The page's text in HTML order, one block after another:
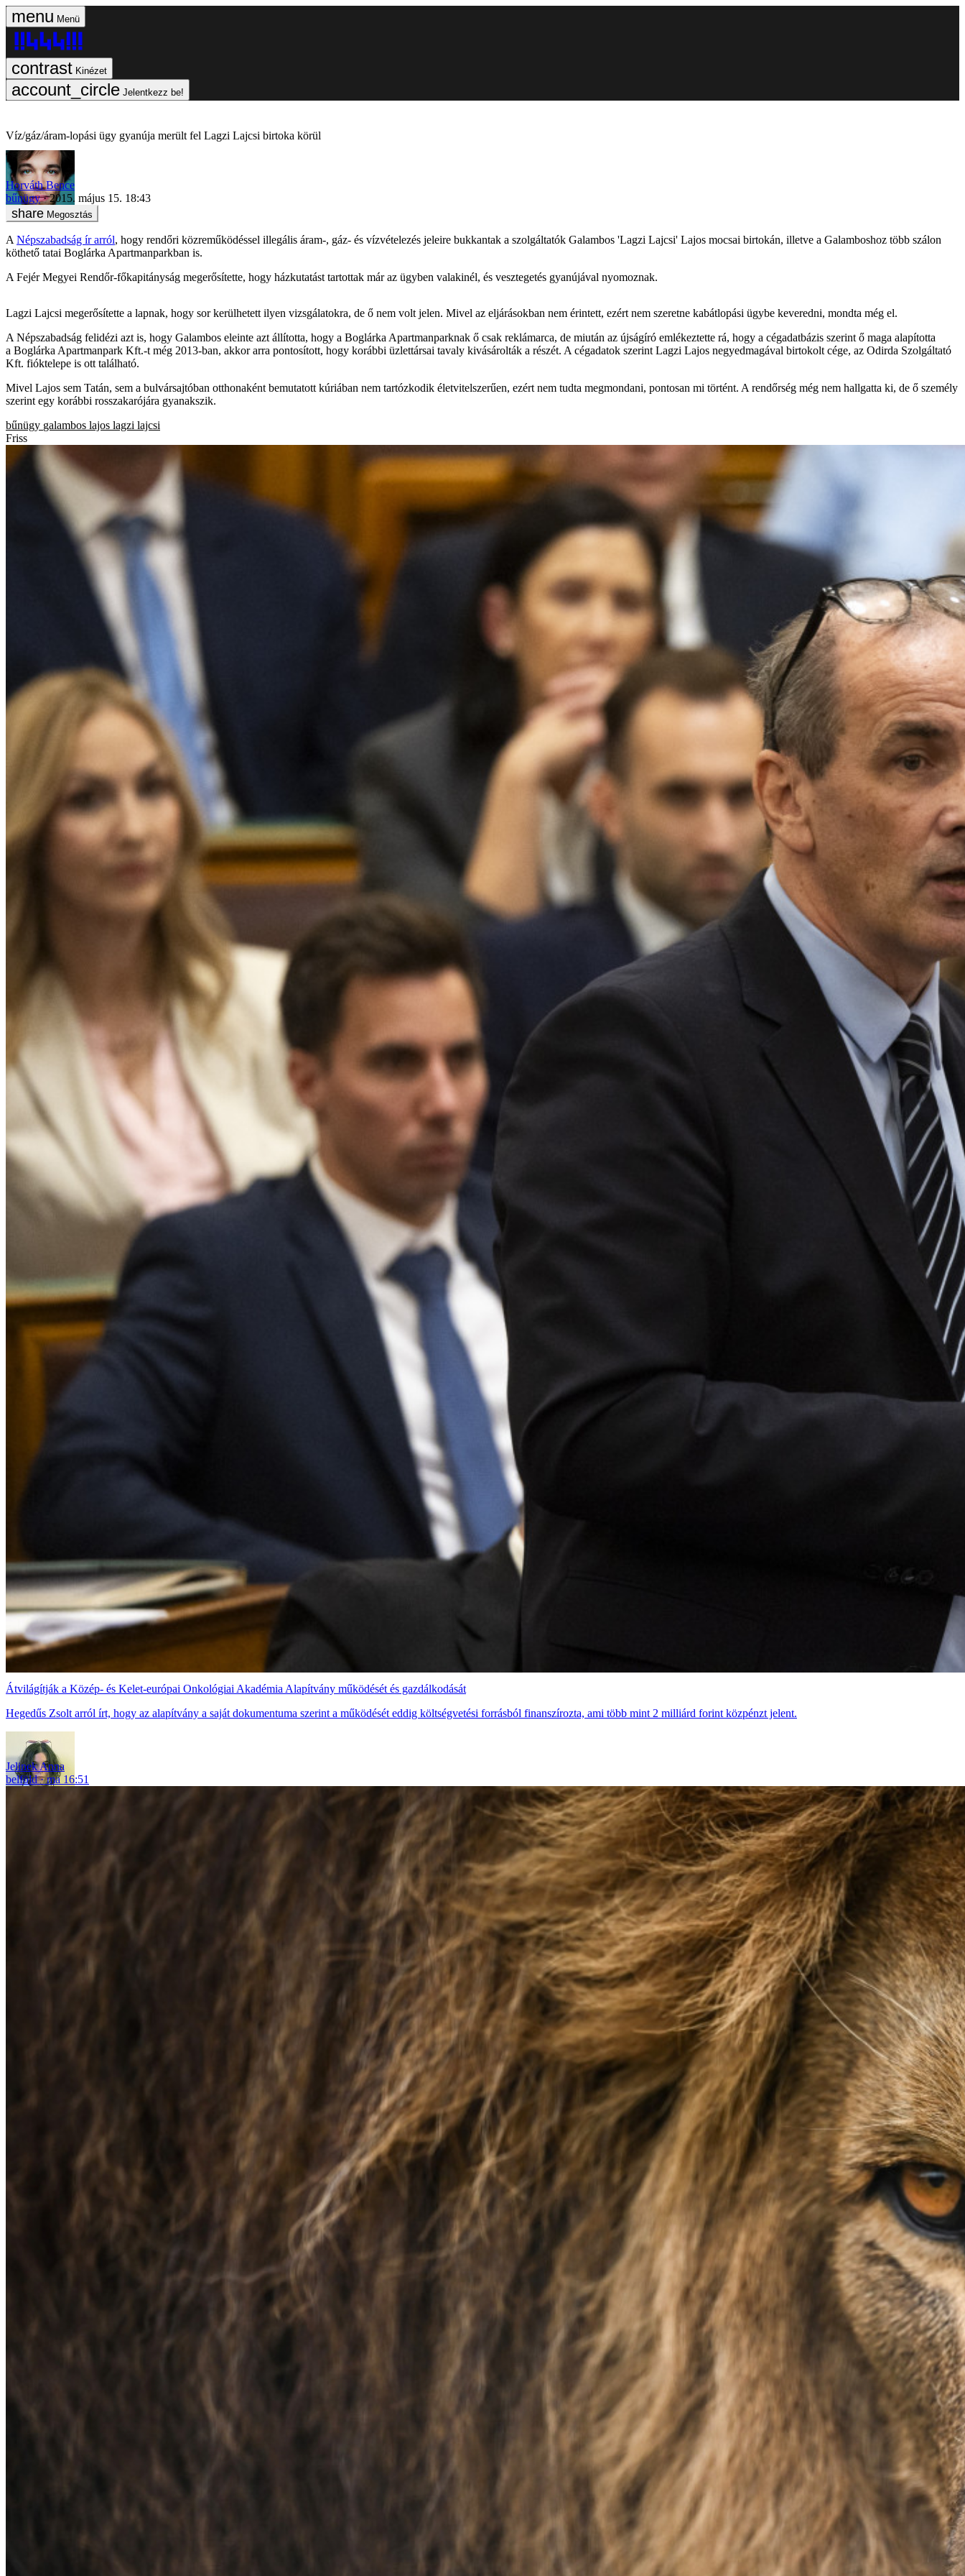
Menü
Kinézet
Jelentkezz be!
Víz/gáz/áram-lopási ügy gyanúja merült fel Lagzi Lajcsi birtoka körül
Horváth Bence
bűnügy
2015. május 15. 18:43
Megosztás
A Népszabadság ír arról, hogy rendőri közreműködéssel illegális áram-, gáz- és vízvételezés jeleire bukkantak a szolgáltatók Galambos 'Lagzi Lajcsi' Lajos mocsai birtokán, illetve a Galamboshoz több szálon
köthető tatai Boglárka Apartmanparkban is.
A Fejér Megyei Rendőr-főkapitányság megerősítette, hogy házkutatást tartottak már az ügyben valakinél, és vesztegetés gyanújával nyomoznak.
Lagzi Lajcsi megerősítette a lapnak, hogy sor kerülhetett ilyen vizsgálatokra, de ő nem volt jelen. Mivel az eljárásokban nem érintett, ezért nem szeretne kabátlopási ügybe keveredni, mondta még el.
A Népszabadság felidézi azt is, hogy Galambos eleinte azt állította, hogy a Boglárka Apartmanparknak ő csak reklámarca, de miután az újságíró emlékeztette rá, hogy a cégadatbázis szerint ő maga alapította
a Boglárka Apartmanpark Kft.-t még 2013-ban, akkor arra pontosított, hogy korábbi üzlettársai tavaly kivásárolták a részét. A cégadatok szerint Lagzi Lajos negyedmagával birtokolt cége, az Odirda Szolgáltató
Kft. fióktelepe is ott található.
Mivel Lajos sem Tatán, sem a bulvársajtóban otthonaként bemutatott kúriában nem tartózkodik életvitelszerűen, ezért nem tudta megmondani, pontosan mi történt. A rendőrség még nem hallgatta ki, de ő személy
szerint egy korábbi rosszakarójára gyanakszik.
bűnügy galambos lajos lagzi lajcsi
Friss
Átvilágítják a Közép- és Kelet-európai Onkológiai Akadémia Alapítvány működését és gazdálkodását
Hegedűs Zsolt arról írt, hogy az alapítvány a saját dokumentuma szerint a működését eddig költségvetési forrásból finanszírozta, ami több mint 2 milliárd forint közpénzt jelent.
Jelinek Anna
belföld
ma 16:51